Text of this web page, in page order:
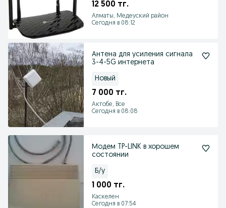
12 500 тг.
Алматы, Медеуский район
Сегодня в 08:12
Антена для усиления сигнала
3-4-5G интернета
Новый
7 000 тг.
Актобе, Все
Сегодня в 08:08
Модем TP-LINK в хорошем
состоянии
Б/у
1 000 тг.
Каскелен
Сегодня в 07:54